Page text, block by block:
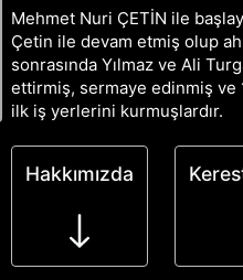
Mehmet Nuri ÇETİN ile
Çetin ile devam etmiş olup
sonrasında Yılmaz ve Ali
ettirmiş, sermaye edinmiş ve
ilk iş yerlerini kurmuşlardır.
Hakkımızda